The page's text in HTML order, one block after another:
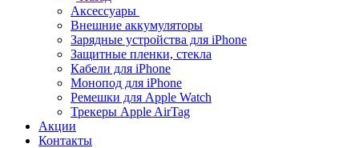
Аксессуары
Внешние аккумуляторы
Зарядные устройства для iPhone
Защитные пленки, стекла
Кабели для iPhone
Монопод для iPhone
Ремешки для Apple Watch
Трекеры Apple AirTag
Акции
Контакты